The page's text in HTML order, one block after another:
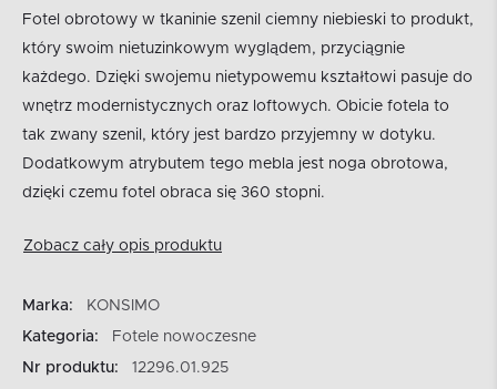
Fotel obrotowy w tkaninie szenil ciemny niebieski to produkt,
który swoim nietuzinkowym wyglądem, przyciągnie
każdego. Dzięki swojemu nietypowemu kształtowi pasuje do
wnętrz modernistycznych oraz loftowych. Obicie fotela to
tak zwany szenil, który jest bardzo przyjemny w dotyku.
Dodatkowym atrybutem tego mebla jest noga obrotowa,
dzięki czemu fotel obraca się 360 stopni.
Zobacz cały opis produktu
Marka:
KONSIMO
Kategoria:
Fotele nowoczesne
Nr produktu:
12296.01.925